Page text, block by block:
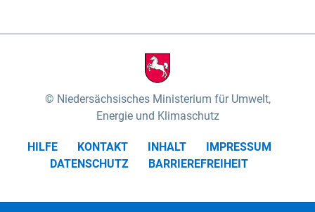
Niedersächsisches Ministerium für Umwelt,
Energie und Klimaschutz
HILFE KONTAKT INHALT
IMPRESSUM
DATENSCHUTZ
BARRIEREFREIHEIT